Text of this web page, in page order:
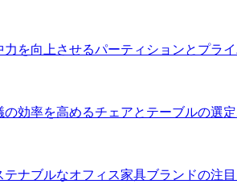
力を向上させるパーティションとプラ
の効率を高めるチェアとテーブルの選
テナブルなオフィス家具ブランドの注